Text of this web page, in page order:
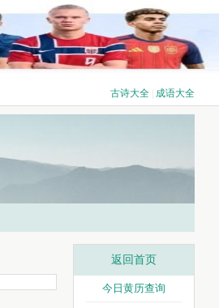
古诗大全 成语大全
返回首页
今日黄历查询